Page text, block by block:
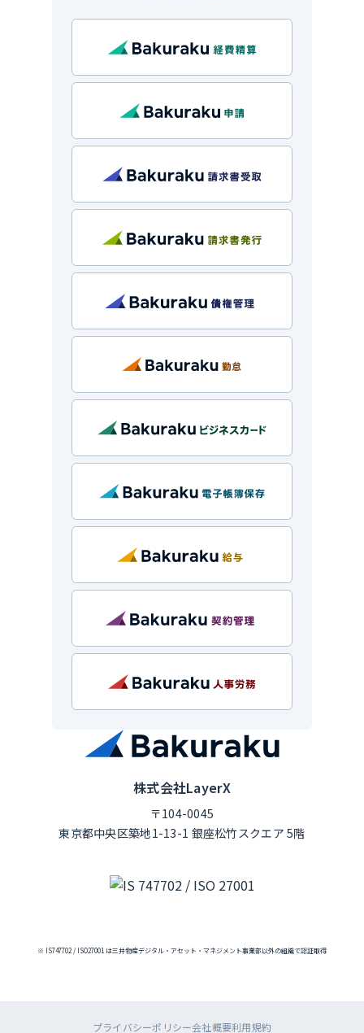
株式会社LayerX
〒104-0045
東京都中央区築地1-13-1 銀座松竹スクエア 5階
※ IS747702 / ISO27001 は三井物産デジタル・アセット・マネジメント事業部以外の組織で認証取得
プライバシーポリシー会社概要利用規約